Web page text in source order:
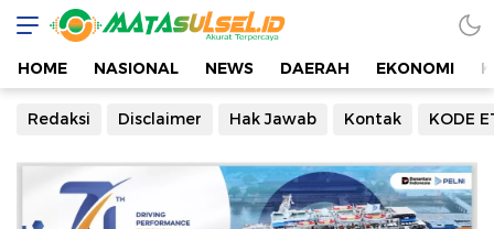
HOME NASIONAL NEWS DAERAH EKONOMI
Redaksi Disclaimer Hak Jawab Kontak KODE